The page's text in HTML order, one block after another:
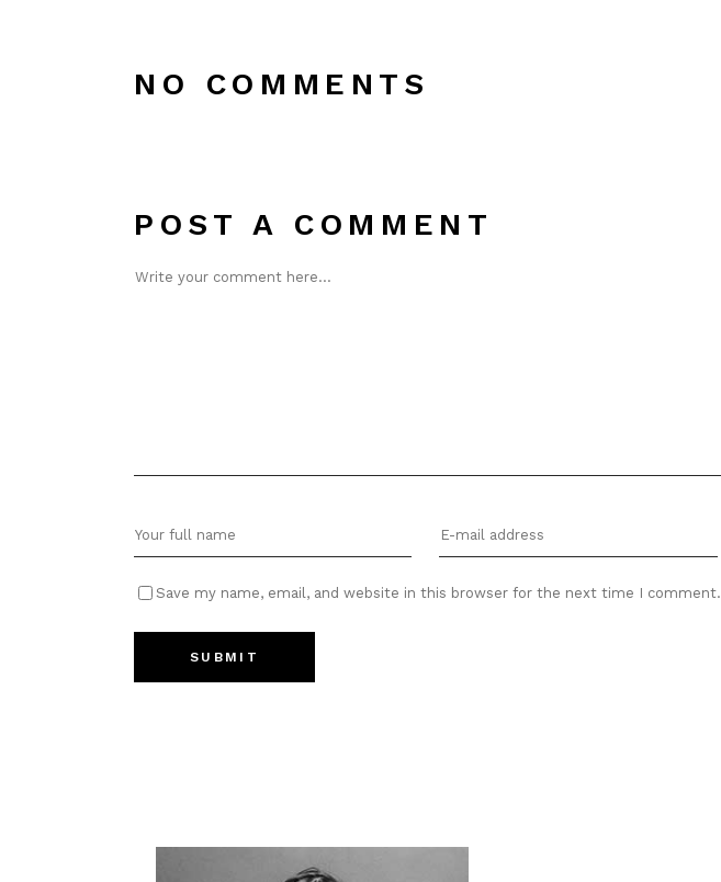
NO COMMENTS
POST A COMMENT
Save my name, email, and website in this browser for the next time I comment.